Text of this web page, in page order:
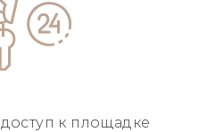
доступ к площадке